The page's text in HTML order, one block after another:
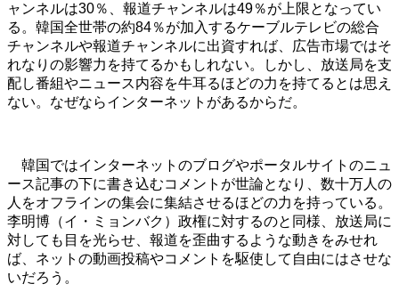
ャンネルは30％、報道チャンネルは49％が上限となってい
る。韓国全世帯の約84％が加入するケーブルテレビの総合
チャンネルや報道チャンネルに出資すれば、広告市場ではそ
れなりの影響力を持てるかもしれない。しかし、放送局を支
配し番組やニュース内容を牛耳るほどの力を持てるとは思え
ない。なぜならインターネットがあるからだ。
韓国ではインターネットのブログやポータルサイトのニュ
ース記事の下に書き込むコメントが世論となり、数十万人の
人をオフラインの集会に集結させるほどの力を持っている。
李明博（イ・ミョンバク）政権に対するのと同様、放送局に
対しても目を光らせ、報道を歪曲するような動きをみせれ
ば、ネットの動画投稿やコメントを駆使して自由にはさせな
いだろう。